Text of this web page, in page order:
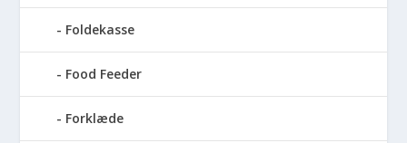
Foldekasse
Food Feeder
Forklæde